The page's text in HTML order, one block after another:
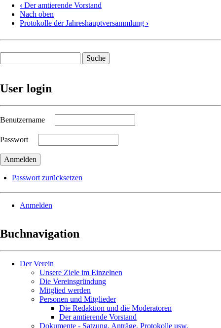
‹ Der amtierende Vorstand
Nach oben
Protokolle der Jahreshauptversammlung ›
User login
Benutzername
Passwort
Passwort zurücksetzen
Anmelden
Buchnavigation
Der Verein
Unsere Ziele im Einzelnen
Die Vereinsgründung
Mitglied werden
Personen und Mitglieder
Die Redaktion und die Moderatoren
Der amtierende Vorstand
Dokumente - Satzung, Anträge, Protokolle usw.